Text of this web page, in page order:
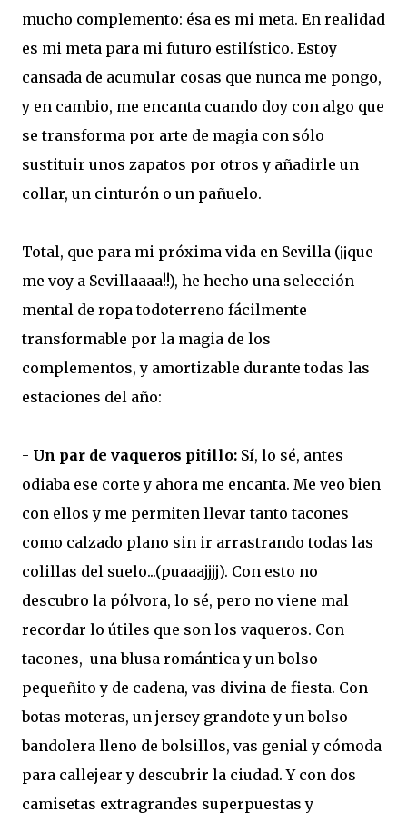
mucho complemento: ésa es mi meta. En realidad
es mi meta para mi futuro estilístico. Estoy
cansada de acumular cosas que nunca me pongo,
y en cambio, me encanta cuando doy con algo que
se transforma por arte de magia con sólo
sustituir unos zapatos por otros y añadirle un
collar, un cinturón o un pañuelo.
Total, que para mi próxima vida en Sevilla (¡¡que
me voy a Sevillaaaa!!), he hecho una selección
mental de ropa todoterreno fácilmente
transformable por la magia de los
complementos, y amortizable durante todas las
estaciones del año:
- Un par de vaqueros pitillo: Sí, lo sé, antes
odiaba ese corte y ahora me encanta. Me veo bien
con ellos y me permiten llevar tanto tacones
como calzado plano sin ir arrastrando todas las
colillas del suelo...(puaaajjjj). Con esto no
descubro la pólvora, lo sé, pero no viene mal
recordar lo útiles que son los vaqueros. Con
tacones, una blusa romántica y un bolso
pequeñito y de cadena, vas divina de fiesta. Con
botas moteras, un jersey grandote y un bolso
bandolera lleno de bolsillos, vas genial y cómoda
para callejear y descubrir la ciudad. Y con dos
camisetas extragrandes superpuestas y